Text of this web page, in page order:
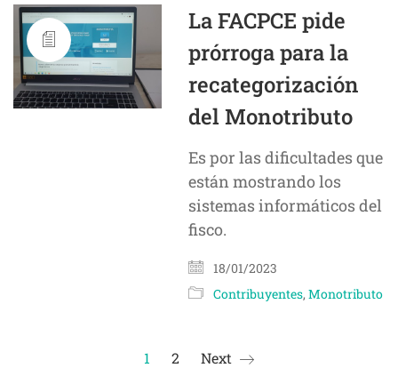
La FACPCE pide
prórroga para la
recategorización
del Monotributo
Es por las dificultades que
están mostrando los
sistemas informáticos del
fisco.
18/01/2023
Contribuyentes,Monotributo
1 2 Next